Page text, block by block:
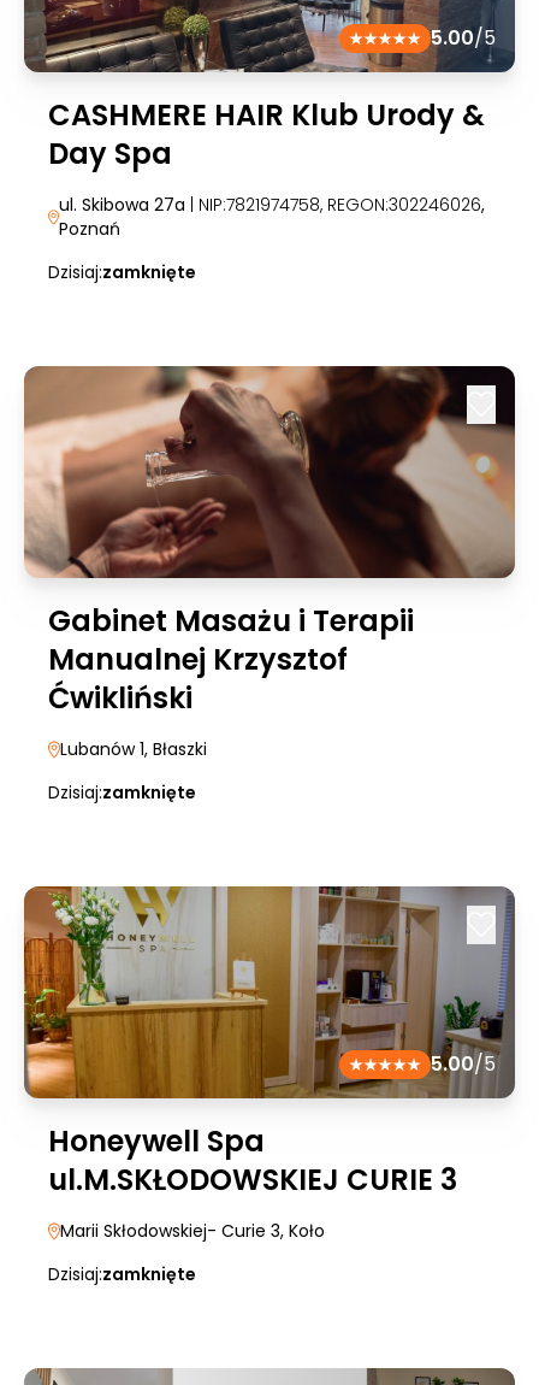
5.00/5
CASHMERE HAIR Klub Urody &
Day Spa
ul. Skibowa 27a | NIP:7821974758, REGON:302246026,
Poznań
Dzisiaj:zamknięte
Gabinet Masażu i Terapii
Manualnej Krzysztof
Ćwikliński
Lubanów 1, Błaszki
Dzisiaj:zamknięte
5.00/5
Honeywell Spa
ul.M.SKŁODOWSKIEJ CURIE 3
Marii Skłodowskiej- Curie 3, Koło
Dzisiaj:zamknięte